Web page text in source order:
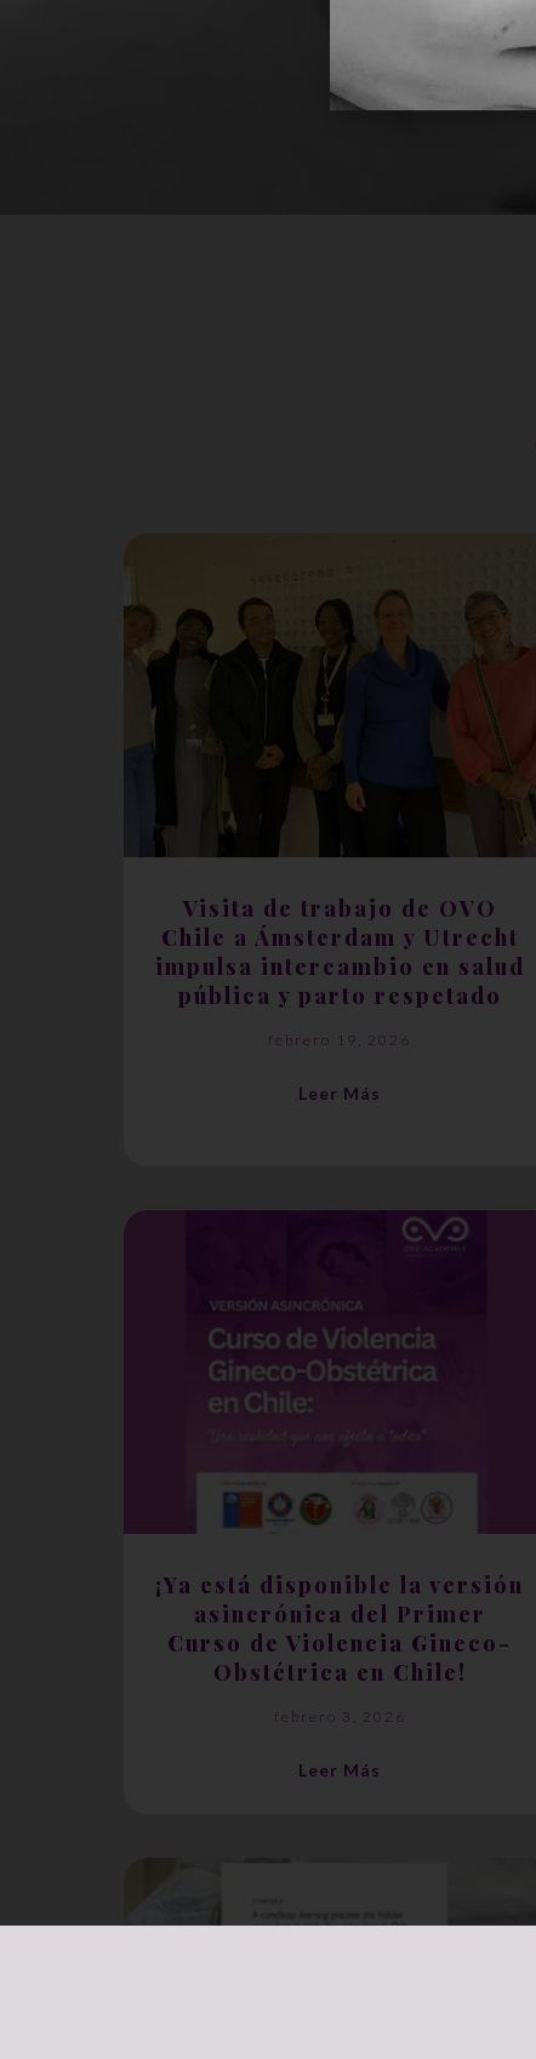
Visita de trabajo de OVO
Chile a Ámsterdam y Utrecht
impulsa intercambio en salud
pública y parto respetado
febrero 19, 2026
Leer Más
¡Ya está disponible la versión
asincrónica del Primer
Curso de Violencia Gineco-
Obstétrica en Chile!
febrero 3, 2026
Leer Más